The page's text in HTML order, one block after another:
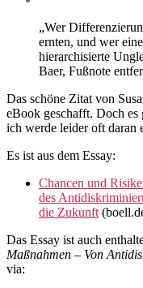
„Wer
ernten, und wer
hierarchisierte
Baer, Fußnote
Das schöne Zitat von
eBook geschafft. Doch
ich werde leider oft
Es ist aus dem Essay:
Chancen und
des
die Zukunft
Das Essay ist auch
Maßnahmen – Von
via: